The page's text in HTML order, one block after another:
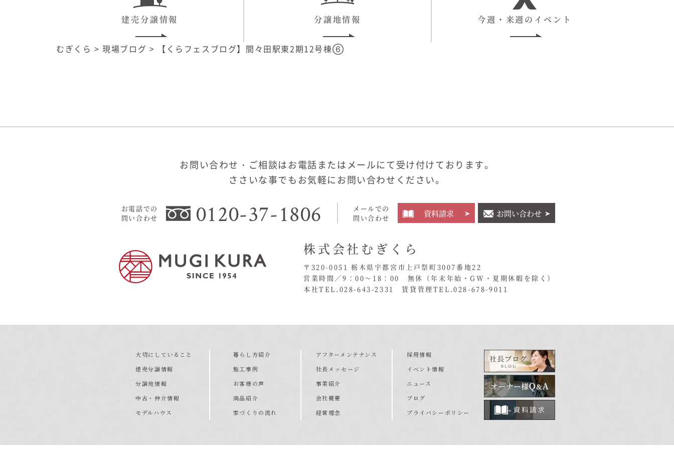
建売分譲情報 分譲地情報 今週・来週のイベント
むぎくら >現場ブログ > 【くらフェスブログ】間々田駅東2期12号棟⑥
お問い合わせ・ご相談はお電話またはメールにて受け付けております。
ささいな事でもお気軽にお問い合わせください。
お電話での
問い合わせ
0120-37-1806
メールでの
問い合わせ
資料請求 お問い合わせ
株式会社むぎくら
〒320-0051 栃木県宇都宮市上戸祭町3007番地22
営業時間／9：00〜18：00 無休 （年末年始・GW・夏期休暇を除く）
本社TEL.028-643-2331
賃貸管理TEL.028-678-9011
大切にしていること
建売分譲情報
分譲地情報
中古・仲介情報
モデルハウス
暮らし方紹介
施工事例
お客様の声
商品紹介
家づくりの流れ
アフターメンテナンス
社長メッセージ
事業紹介
会社概要
経営理念
採用情報
イベント情報
ニュース
ブログ
プライバシーポリシー